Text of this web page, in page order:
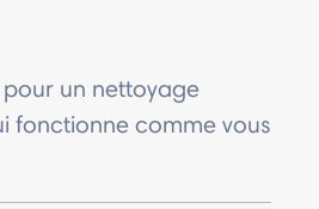
un nettoyage
fonctionne comme vous